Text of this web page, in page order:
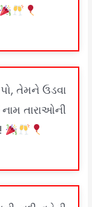
તેમને ઉડવા
તારાઓની